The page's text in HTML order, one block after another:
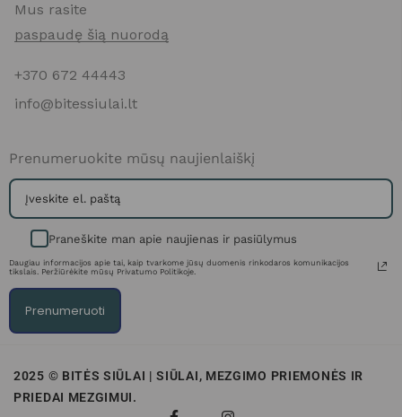
Mus rasite
paspaudę šią nuorodą
+370 672 44443
info@bitessiulai.lt
Prenumeruokite mūsų naujienlaiškį
Praneškite man apie naujienas ir pasiūlymus
Daugiau informacijos apie tai, kaip tvarkome jūsų duomenis rinkodaros komunikacijos
tikslais. Peržiūrėkite mūsų Privatumo Politikoje.
Prenumeruoti
2025 © BITĖS SIŪLAI | SIŪLAI, MEZGIMO PRIEMONĖS IR
PRIEDAI MEZGIMUI.